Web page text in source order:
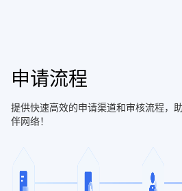
申请流程
提供快速高效的申请渠道和审核流程，
伴网络！